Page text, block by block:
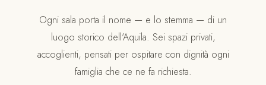
Ogni sala porta il nome — e lo stemma — di un
luogo storico dell'Aquila. Sei spazi privati,
accoglienti, pensati per ospitare con dignità ogni
famiglia che ce ne fa richiesta.